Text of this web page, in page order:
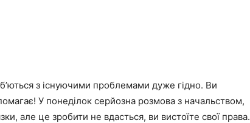
з існуючими проблемами дуже гідно. Ви
У понеділок серйозна розмова з начальством,
але це зробити не вдасться, ви вистоїте свої права.